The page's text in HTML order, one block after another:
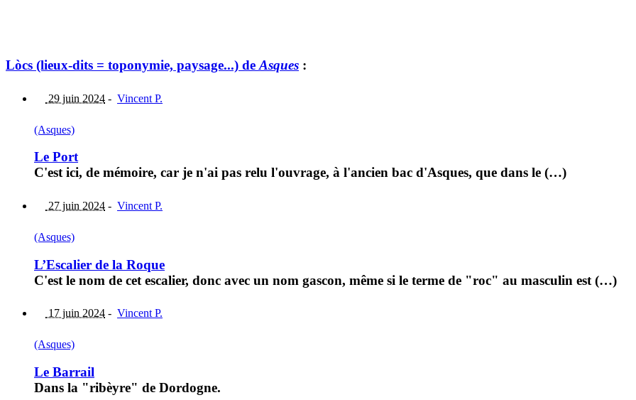
Lòcs (lieux-dits = toponymie, paysage...) de Asques :
29 juin 2024 - Vincent P.
(Asques)
Le Port
C'est ici, de mémoire, car je n'ai pas relu l'ouvrage, à l'ancien bac d'Asques, que dans le (…)
27 juin 2024 - Vincent P.
(Asques)
L’Escalier de la Roque
C'est le nom de cet escalier, donc avec un nom gascon, même si le terme de "roc" au masculin est (…)
17 juin 2024 - Vincent P.
(Asques)
Le Barrail
Dans la "ribèyre" de Dordogne.